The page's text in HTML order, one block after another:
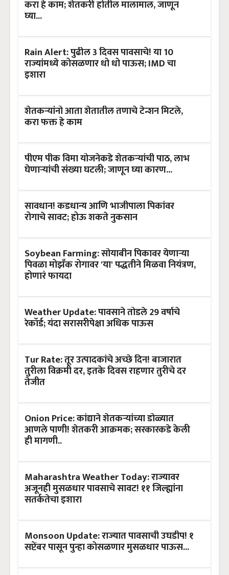
करा हे काम; शेतकरी होतील मालामाल, जाणून
घ्या...
Rain Alert: पुढील 3 दिवस पावसाचे! या 10
राज्यांमध्ये कोसळणार धो धो पाऊस; IMD चा
इशारा
शेतकऱ्यांनो आता शेतातील तणाचे टेन्शन मिटले,
करा फक्त हे काम
पीएम पीक विमा योजनेकडे शेतकऱ्यांची पाठ, लाभ
घेणाऱ्यांची संख्या घटली; जाणून घ्या कारण...
सावधान! कडधान्य आणि भाजीपाला पिकांवर
रोगाचे सावट; होऊ शकते नुकसान
Soybean Farming: सोयाबीन पिकावर येणाऱ्या
पिवळा मोझँक रोगावर 'या' पद्धतीने मिळवा नियंत्रण,
होणारं फायदा
Weather Update: पावसाने तोडले 29 वर्षाचे
रेकॉर्ड; यंदा सरासरीपेक्षा अधिक पाऊस
Tur Rate: तूर उत्पादकांचे अच्छे दिन! बाजारात
तुरीला विक्रमी दर, इतके दिवस राहणार तुरीचे दर
तेजीत
Onion Price: कांद्याने शेतकऱ्यांच्या डोळ्यात
आणले पाणी! शेतकरी आक्रमक; सरकारकडे केली
ही मागणी..
Maharashtra Weather Today: राज्यावर
अजूनही मुसळधार पावसाचे सावट! ११ जिल्ह्यांना
सतर्कतेचा इशारा
Monsoon Update: राज्यात पावसाची उघडीप! १
सप्टेंबर पासून पुन्हा कोसळणार मुसळधार पाऊस...